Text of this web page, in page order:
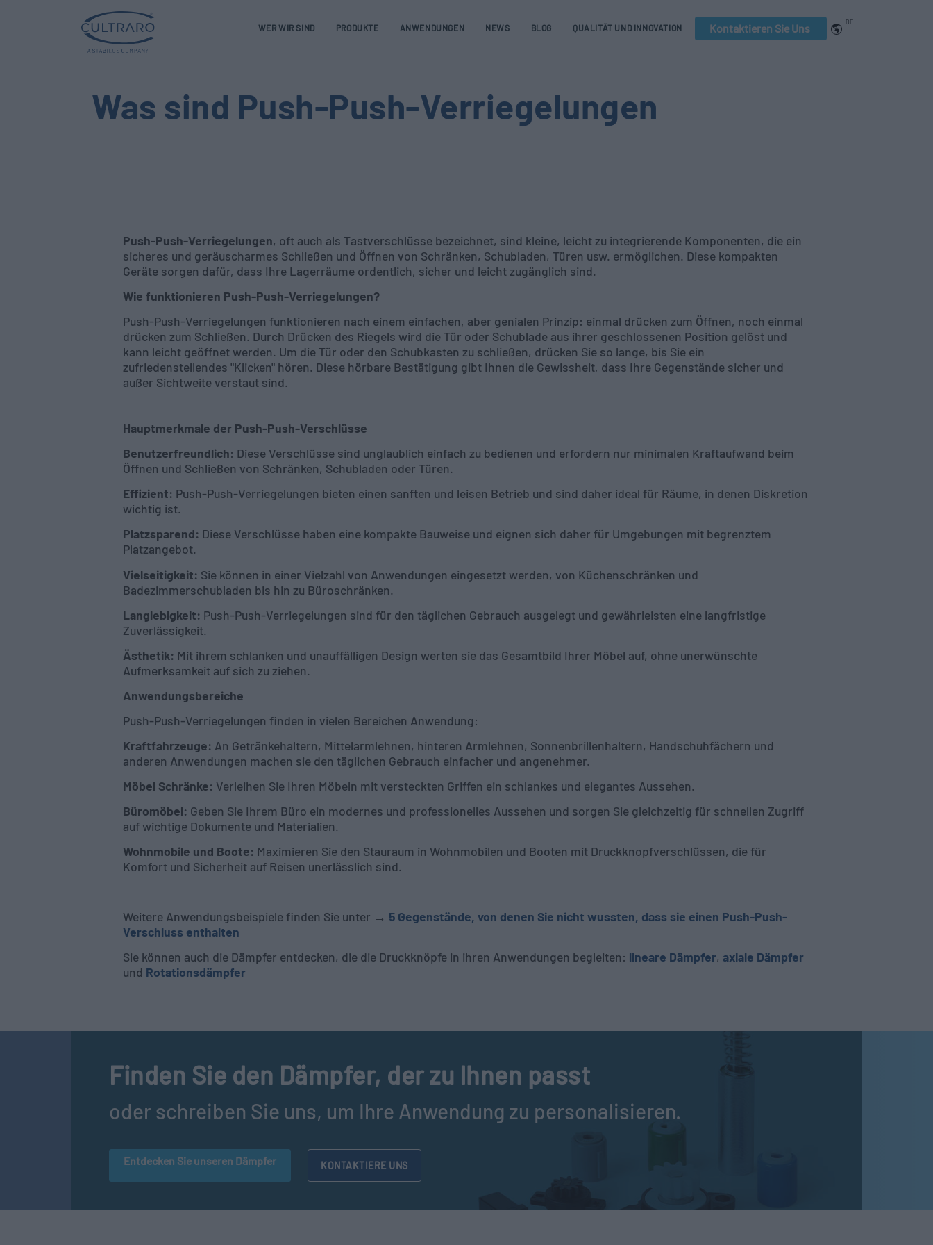
DE
WER WIR SIND PRODUKTE ANWENDUNGEN NEWS BLOG QUALITÄT UND INNOVATION Kontaktieren Sie Uns
Was sind Push-Push-Verriegelungen
Push-Push-Verriegelungen, oft auch als Tastverschlüsse bezeichnet, sind kleine, leicht zu integrierende Komponenten, die ein
sicheres und geräuscharmes Schließen und Öffnen von Schränken, Schubladen, Türen usw. ermöglichen. Diese kompakten
Geräte sorgen dafür, dass Ihre Lagerräume ordentlich, sicher und leicht zugänglich sind.
Wie funktionieren Push-Push-Verriegelungen?
Push-Push-Verriegelungen funktionieren nach einem einfachen, aber genialen Prinzip: einmal drücken zum Öffnen, noch einmal
drücken zum Schließen. Durch Drücken des Riegels wird die Tür oder Schublade aus ihrer geschlossenen Position gelöst und
kann leicht geöffnet werden. Um die Tür oder den Schubkasten zu schließen, drücken Sie so lange, bis Sie ein
zufriedenstellendes "Klicken" hören. Diese hörbare Bestätigung gibt Ihnen die Gewissheit, dass Ihre Gegenstände sicher und
außer Sichtweite verstaut sind.
Hauptmerkmale der Push-Push-Verschlüsse
Benutzerfreundlich: Diese Verschlüsse sind unglaublich einfach zu bedienen und erfordern nur minimalen Kraftaufwand beim
Öffnen und Schließen von Schränken, Schubladen oder Türen.
Effizient: Push-Push-Verriegelungen bieten einen sanften und leisen Betrieb und sind daher ideal für Räume, in denen Diskretion
wichtig ist.
Platzsparend: Diese Verschlüsse haben eine kompakte Bauweise und eignen sich daher für Umgebungen mit begrenztem
Platzangebot.
Vielseitigkeit: Sie können in einer Vielzahl von Anwendungen eingesetzt werden, von Küchenschränken und
Badezimmerschubladen bis hin zu Büroschränken.
Langlebigkeit: Push-Push-Verriegelungen sind für den täglichen Gebrauch ausgelegt und gewährleisten eine langfristige
Zuverlässigkeit.
Ästhetik: Mit ihrem schlanken und unauffälligen Design werten sie das Gesamtbild Ihrer Möbel auf, ohne unerwünschte
Aufmerksamkeit auf sich zu ziehen.
Anwendungsbereiche
Push-Push-Verriegelungen finden in vielen Bereichen Anwendung:
Kraftfahrzeuge: An Getränkehaltern, Mittelarmlehnen, hinteren Armlehnen, Sonnenbrillenhaltern, Handschuhfächern und
anderen Anwendungen machen sie den täglichen Gebrauch einfacher und angenehmer.
Möbel Schränke: Verleihen Sie Ihren Möbeln mit versteckten Griffen ein schlankes und elegantes Aussehen.
Büromöbel: Geben Sie Ihrem Büro ein modernes und professionelles Aussehen und sorgen Sie gleichzeitig für schnellen Zugriff
auf wichtige Dokumente und Materialien.
Wohnmobile und Boote: Maximieren Sie den Stauraum in Wohnmobilen und Booten mit Druckknopfverschlüssen, die für
Komfort und Sicherheit auf Reisen unerlässlich sind.
Weitere Anwendungsbeispiele finden Sie unter → 5 Gegenstände, von denen Sie nicht wussten, dass sie einen Push-Push-
Verschluss enthalten
Sie können auch die Dämpfer entdecken, die die Druckknöpfe in ihren Anwendungen begleiten: lineare Dämpfer, axiale Dämpfer
und Rotationsdämpfer
Finden Sie den Dämpfer, der zu Ihnen passt
oder schreiben Sie uns, um Ihre Anwendung zu personalisieren.
Entdecken Sie unseren Dämpfer KONTAKTIERE UNS